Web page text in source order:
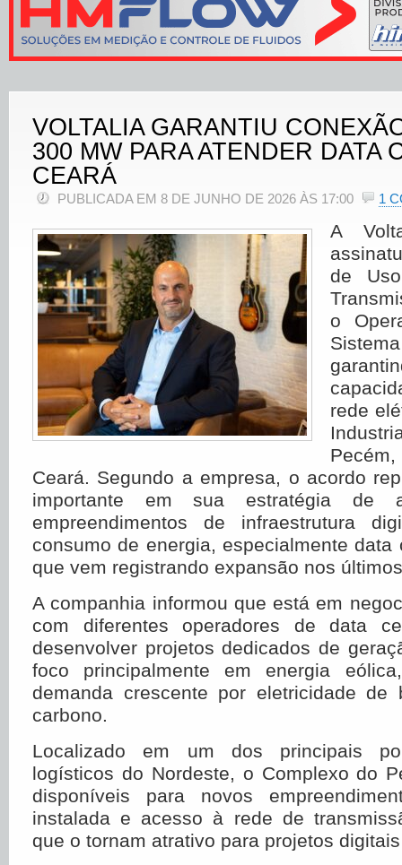
VOLTALIA GARANTIU
300 MW PARA ATENDER DATA
CEARÁ
PUBLICADA EM 8 DE JUNHO DE 2026 ÀS 17:00 1
A
de
o
rede
Ceará. Segundo a empresa, o acordo
importante em sua estratégia de
empreendimentos de infraestrutura
consumo de energia, especialmente data
que vem registrando expansão nos
A companhia informou que está em
com diferentes operadores de data
desenvolver projetos dedicados de
foco principalmente em energia
demanda crescente por eletricidade de
carbono.
Localizado em um dos principais
logísticos do Nordeste, o Complexo do
disponíveis para novos
instalada e acesso à rede de
que o tornam atrativo para projetos